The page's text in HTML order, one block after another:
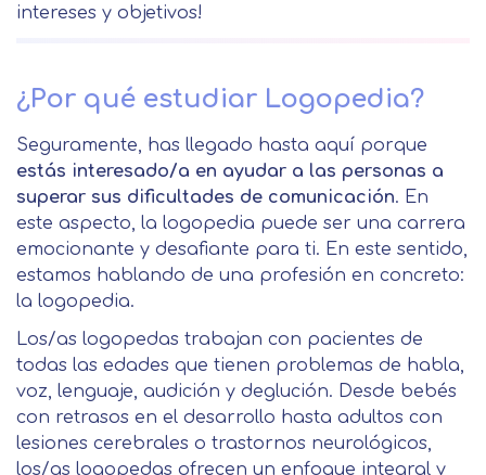
intereses y objetivos!
¿Por qué estudiar Logopedia?
Seguramente, has llegado hasta aquí porque
estás interesado/a en ayudar a las personas a
superar sus dificultades de comunicación. En
este aspecto, la logopedia puede ser una carrera
emocionante y desafiante para ti. En este sentido,
estamos hablando de una profesión en concreto:
la logopedia.
Los/as logopedas trabajan con pacientes de
todas las edades que tienen problemas de habla,
voz, lenguaje, audición y deglución. Desde bebés
con retrasos en el desarrollo hasta adultos con
lesiones cerebrales o trastornos neurológicos,
los/as logopedas ofrecen un enfoque integral y